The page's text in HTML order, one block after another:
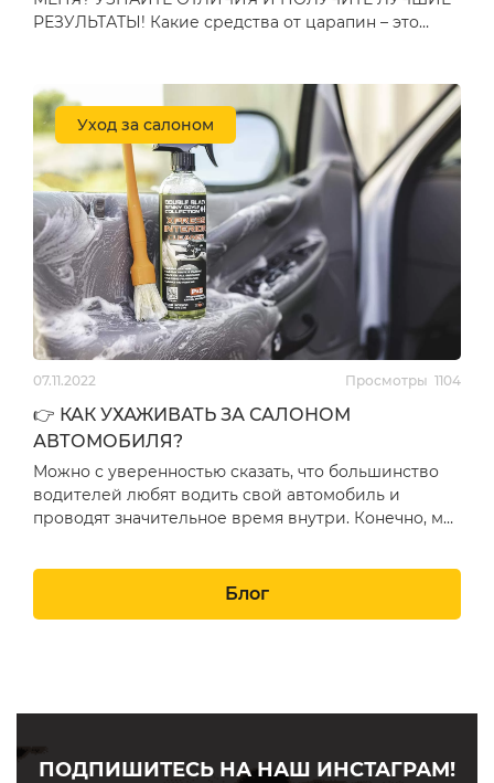
РЕЗУЛЬТАТЫ! Какие средства от царапин – это
Уход за салоном
07.11.2022 Просмотры 1104
👉 КАК УХАЖИВАТЬ ЗА САЛОНОМ
АВТОМОБИЛЯ?
Можно с уверенностью сказать, что большинство
водителей любят водить свой автомобиль и
проводят значительное время внутри. Конечно, мы
Блог
ПОДПИШИТЕСЬ НА НАШ ИНСТАГРАМ!